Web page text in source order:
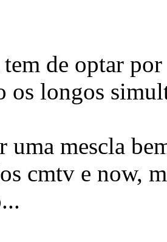
de optar
os longos
uma mescla
cmtv e now,